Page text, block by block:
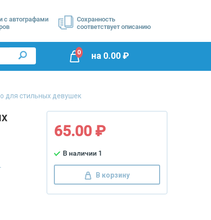
с автографами
Сохранность
соответствует описанию
0 на 0.00₽
для стильных девушек
65.00 ₽
В наличии 1
В корзину